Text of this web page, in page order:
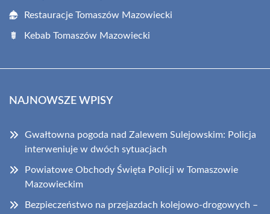
Restauracje Tomaszów Mazowiecki
Kebab Tomaszów Mazowiecki
NAJNOWSZE WPISY
Gwałtowna pogoda nad Zalewem Sulejowskim: Policja
interweniuje w dwóch sytuacjach
Powiatowe Obchody Święta Policji w Tomaszowie
Mazowieckim
Bezpieczeństwo na przejazdach kolejowo-drogowych –